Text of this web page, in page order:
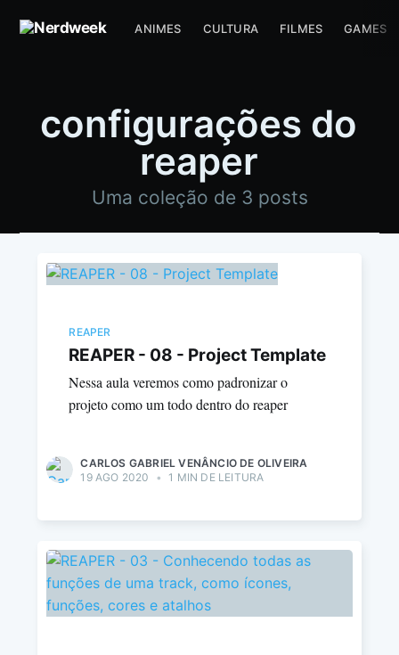
ANIMES CULTURA FILMES GAMES
configurações do
reaper
Uma coleção de 3 posts
REAPER
REAPER - 08 - Project Template
Nessa aula veremos como padronizar o
projeto como um todo dentro do reaper
CARLOS GABRIEL VENÂNCIO DE OLIVEIRA
19 AGO 2020
• 1 MIN DE LEITURA